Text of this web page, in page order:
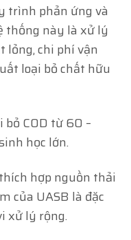
trình phản ứng và
thống này là xử lý
lỏng, chi phí vận
loại bỏ chất hữu
COD từ 60 –
học lớn.
hợp nguồn thải
của UASB là đặc
xử lý rộng.